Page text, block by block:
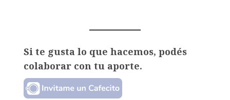
Si te gusta lo que hacemos, podés
colaborar con tu aporte.